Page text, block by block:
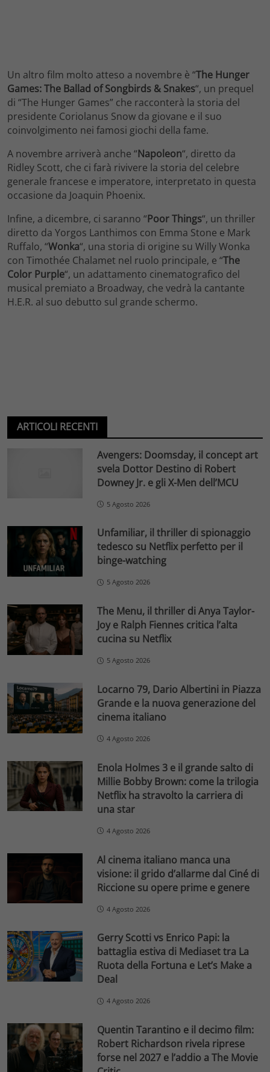
Un altro film molto atteso a novembre è “The Hunger
Games: The Ballad of Songbirds & Snakes“, un prequel
di “The Hunger Games” che racconterà la storia del
presidente Coriolanus Snow da giovane e il suo
coinvolgimento nei famosi giochi della fame.
A novembre arriverà anche “Napoleon“, diretto da
Ridley Scott, che ci farà rivivere la storia del celebre
generale francese e imperatore, interpretato in questa
occasione da Joaquin Phoenix.
Infine, a dicembre, ci saranno “Poor Things“, un thriller
diretto da Yorgos Lanthimos con Emma Stone e Mark
Ruffalo, “Wonka“, una storia di origine su Willy Wonka
con Timothée Chalamet nel ruolo principale, e “The
Color Purple“, un adattamento cinematografico del
musical premiato a Broadway, che vedrà la cantante
H.E.R. al suo debutto sul grande schermo.
ARTICOLI RECENTI
Avengers: Doomsday, il concept art
svela Dottor Destino di Robert
Downey Jr. e gli X-Men dell’MCU
5 Agosto 2026
Unfamiliar, il thriller di spionaggio
tedesco su Netflix perfetto per il
binge-watching
5 Agosto 2026
The Menu, il thriller di Anya Taylor-
Joy e Ralph Fiennes critica l’alta
cucina su Netflix
5 Agosto 2026
Locarno 79, Dario Albertini in Piazza
Grande e la nuova generazione del
cinema italiano
4 Agosto 2026
Enola Holmes 3 e il grande salto di
Millie Bobby Brown: come la trilogia
Netflix ha stravolto la carriera di
una star
4 Agosto 2026
Al cinema italiano manca una
visione: il grido d’allarme dal Ciné di
Riccione su opere prime e genere
4 Agosto 2026
Gerry Scotti vs Enrico Papi: la
battaglia estiva di Mediaset tra La
Ruota della Fortuna e Let’s Make a
Deal
4 Agosto 2026
Quentin Tarantino e il decimo film:
Robert Richardson rivela riprese
forse nel 2027 e l’addio a The Movie